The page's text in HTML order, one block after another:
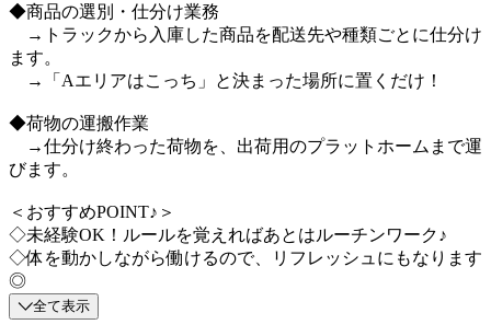
◆商品の選別・仕分け業務
→トラックから入庫した商品を配送先や種類ごとに仕分け
ます。
→「Aエリアはこっち」と決まった場所に置くだけ！
◆荷物の運搬作業
→仕分け終わった荷物を、出荷用のプラットホームまで運
びます。
＜おすすめPOINT♪＞
◇未経験OK！ルールを覚えればあとはルーチンワーク♪
◇体を動かしながら働けるので、リフレッシュにもなります
◎
全て表示